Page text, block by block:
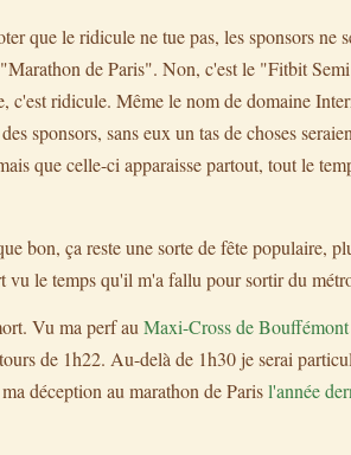
que le ridicule ne tue pas, les sponsors ne
de Paris". Non, c'est le "Fitbit
ridicule. Même le nom de domaine
sponsors, sans eux un tas de choses
que celle-ci apparaisse partout, tout le
bon, ça reste une sorte de fête populaire,
vu le temps qu'il m'a fallu pour sortir du
Vu ma perf au Maxi-Cross de Bouffémont
de 1h22. Au-delà de 1h30 je serai
déception au marathon de Parisl'année